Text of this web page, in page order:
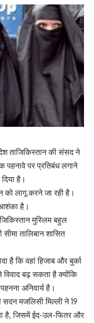
ताजिकिस्तान की संसद ने
पहनावे पर प्रतिबंध लगाने
है।
लागू करने जा रही है।
है।
मुस्लिम बहुल
तालिबान शासित
है कि वहां हिजाब और बुर्का
विवाद बढ़ सकता है क्योंकि
अनिवार्य है।
मजलिसी मिल्ली ने 19
है, जिसमें ईद-उल-फितर और